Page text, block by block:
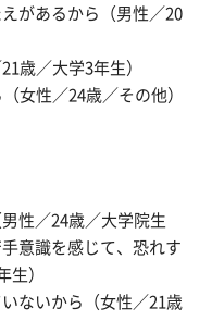
があるから（男性／20
歳／大学3年生）
女性／24歳／その他）
性／24歳／大学院生
意識を感じて、恐れす
生）
ないから（女性／21歳